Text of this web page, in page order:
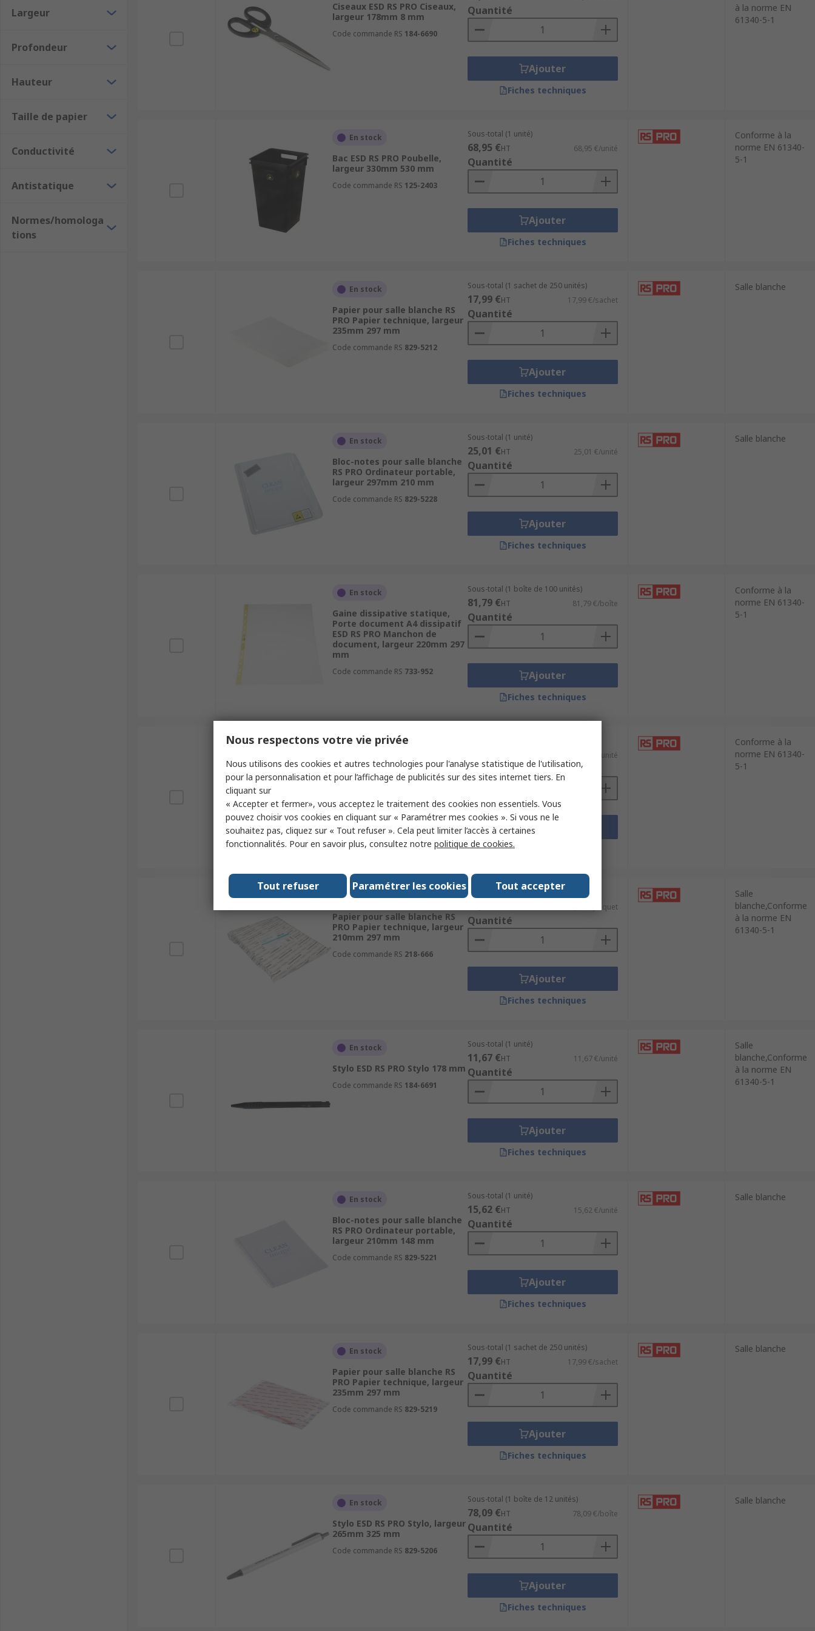
Largeur
Profondeur
Hauteur
Taille de papier
Conductivité
Antistatique
Normes/homologa
tions
Ciseaux ESD RS PRO Ciseaux,
largeur 178mm 8 mm
Code commande RS 184-6690
Quantité
Ajouter
Fiches techniques
à la norme EN
61340-5-1
En stock
Bac ESD RS PRO Poubelle,
largeur 330mm 530 mm
Code commande RS 125-2403
Sous-total (1 unité)
68,95 €HT 68,95 €/unité
Quantité
Ajouter
Fiches techniques
Conforme à la
norme EN 61340-
5-1
En stock
Papier pour salle blanche RS
PRO Papier technique, largeur
235mm 297 mm
Code commande RS 829-5212
Sous-total (1 sachet de 250 unités)
17,99 €HT 17,99 €/sachet
Quantité
Ajouter
Fiches techniques
Salle blanche
En stock
Bloc-notes pour salle blanche
RS PRO Ordinateur portable,
largeur 297mm 210 mm
Code commande RS 829-5228
Sous-total (1 unité)
25,01 €HT 25,01 €/unité
Quantité
Ajouter
Fiches techniques
Salle blanche
En stock
Gaine dissipative statique,
Porte document A4 dissipatif
ESD RS PRO Manchon de
document, largeur 220mm 297
mm
Code commande RS 733-952
Sous-total (1 boîte de 100 unités)
81,79 €HT 81,79 €/boîte
Quantité
Ajouter
Fiches techniques
Conforme à la
norme EN 61340-
5-1
En stock
Bac ESD RS PRO Poubelle,
largeur 285mm 320 mm
34,00 €/unité
Quantité
Ajouter
Fiches techniques
Conforme à la
norme EN 61340-
5-1
En stock
Papier pour salle blanche RS
PRO Papier technique, largeur
210mm 297 mm
Code commande RS 218-666
Sous-total (1 paquet de 250 unités)
16,84 €/paquet
Quantité
Ajouter
Fiches techniques
Salle
blanche,Conforme
à la norme EN
61340-5-1
En stock
Stylo ESD RS PRO Stylo 178 mm
Code commande RS 184-6691
Sous-total (1 unité)
11,67 €HT 11,67 €/unité
Quantité
Ajouter
Fiches techniques
Salle
blanche,Conforme
à la norme EN
61340-5-1
En stock
Bloc-notes pour salle blanche
RS PRO Ordinateur portable,
largeur 210mm 148 mm
Code commande RS 829-5221
Sous-total (1 unité)
15,62 €HT 15,62 €/unité
Quantité
Ajouter
Fiches techniques
Salle blanche
En stock
Papier pour salle blanche RS
PRO Papier technique, largeur
235mm 297 mm
Code commande RS 829-5219
Sous-total (1 sachet de 250 unités)
17,99 €HT 17,99 €/sachet
Quantité
Ajouter
Fiches techniques
Salle blanche
En stock
Stylo ESD RS PRO Stylo, largeur
265mm 325 mm
Code commande RS 829-5206
Sous-total (1 boîte de 12 unités)
78,09 €HT 78,09 €/boîte
Quantité
Ajouter
Fiches techniques
Salle blanche
Nous respectons votre vie privée
Nous utilisons des cookies et autres technologies pour l'analyse statistique de l'utilisation,
pour la personnalisation et pour l’affichage de publicités sur des sites internet tiers. En
cliquant sur
« Accepter et fermer», vous acceptez le traitement des cookies non essentiels. Vous
pouvez choisir vos cookies en cliquant sur « Paramétrer mes cookies ». Si vous ne le
souhaitez pas, cliquez sur « Tout refuser ». Cela peut limiter l’accès à certaines
fonctionnalités. Pour en savoir plus, consultez notre politique de cookies.
Tout accepter
Paramétrer les cookies
Tout refuser